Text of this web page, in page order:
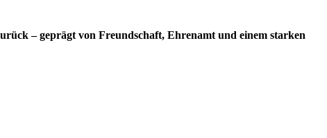
– geprägt von Freundschaft, Ehrenamt und einem starken